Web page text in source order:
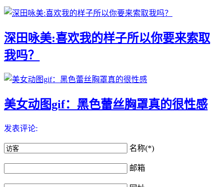
深田咏美:喜欢我的样子所以你要来索取
我吗？
美女动图gif：黑色蕾丝胸罩真的很性感
发表评论:
名称(*)
邮箱